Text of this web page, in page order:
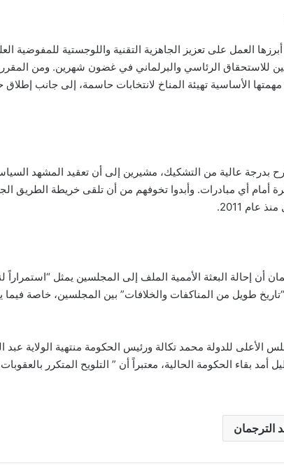
العمل على تعزيز الجاهزية التقنية واللوجستية للمفوضية
للاستحقاق الرئاسي والبرلماني في غضون شهرين. ومن
الأساسية تهيئة المناخ لانتخابات حاسمة، إلى جانب
بدرجة عالية من التشكيك، مشيرين إلى أن تعقيد المشهد
أي مبادرات. وأبدوا تخوفهم من أن تلقى خريطة الطريق
2011.
أن إحالة البعثة الأممية الملف إلى المجلسين يمثل “استمراراً
طويل من المناكفات والخلافات” بين المجلسين، خاصة فيما
للدولة محمد تكالة ورئيس الحكومة منتهية الولاية عبد
أمد بقاء الحكومة الحالية، معتبراً أن ” التلويح المتكرر
الترجمان